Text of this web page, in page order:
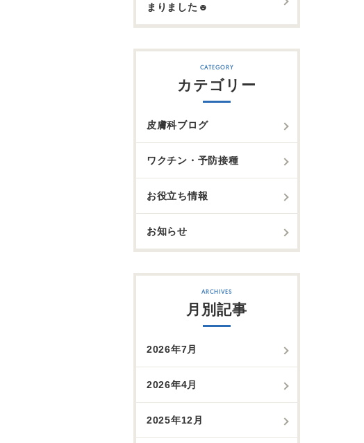
まりました☻
カテゴリー
皮膚科ブログ
ワクチン・予防接種
お役立ち情報
お知らせ
月別記事
2026年7月
2026年4月
2025年12月